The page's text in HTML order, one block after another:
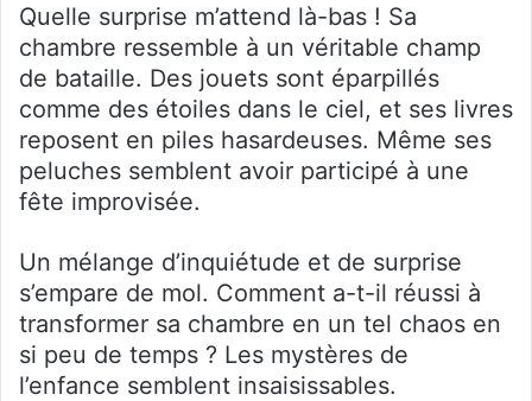
Quelle surprise m’attend là-bas ! Sa
chambre ressemble à un véritable champ
de bataille. Des jouets sont éparpillés
comme des étoiles dans le ciel, et ses livres
reposent en piles hasardeuses. Même ses
peluches semblent avoir participé à une
fête improvisée.
Un mélange d’inquiétude et de surprise
s’empare de mol. Comment a-t-il réussi à
transformer sa chambre en un tel chaos en
si peu de temps ? Les mystères de
l’enfance semblent insaisissables.